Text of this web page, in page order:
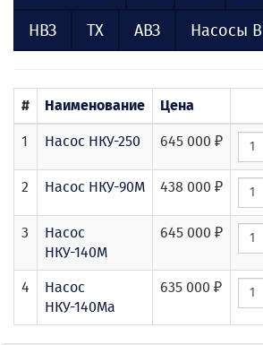
НВЗ ТХ АВЗ Насосы В
# Наименование Цена
1 Насос НКУ-250 645 000 ₽
2 Насос НКУ-90М 438 000 ₽
3
Насос
НКУ-140М
645 000 ₽
4
Насос
НКУ-140Ма
635 000 ₽